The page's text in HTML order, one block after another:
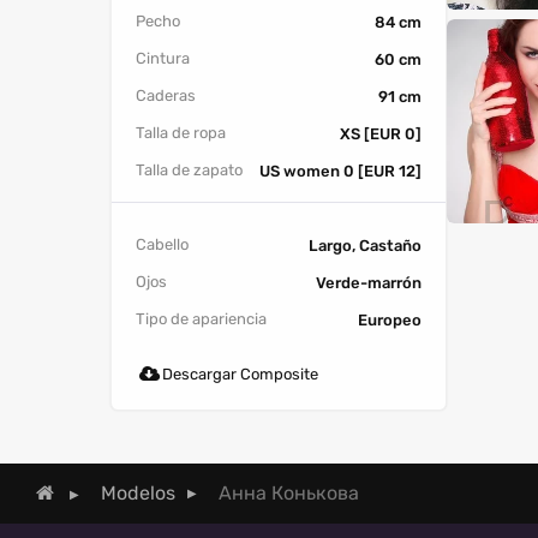
Pecho
84 cm
Cintura
60 cm
Caderas
91 cm
Talla de ropa
XS [EUR 0]
Talla de zapato
US women 0 [EUR 12]
Cabello
Largo, Castaño
Ojos
Verde-marrón
Tipo de apariencia
Europeo
Descargar Composite
Modelos Анна Конькова